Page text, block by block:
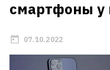
смартфоны у
07.10.2022